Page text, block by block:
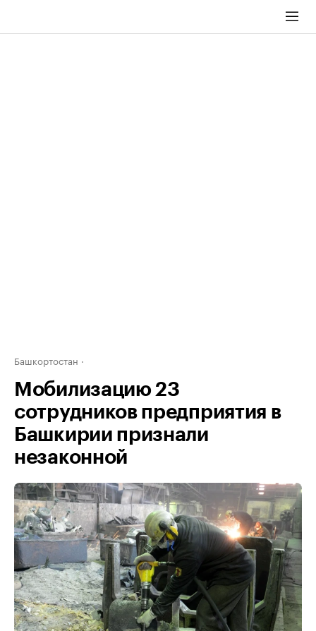
Башкортостан
Мобилизацию 23
сотрудников предприятия в
Башкирии признали
незаконной